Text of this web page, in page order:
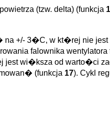
(tzw. delta) (funkcja
+/- 3�C, w kt�rej nie
falownika
jest wi�ksza od warto�ci
(funkcja 17). Cykl